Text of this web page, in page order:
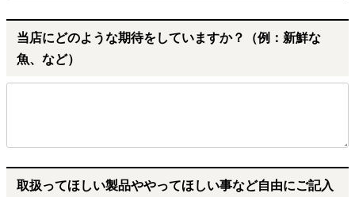
当店にどのような期待をしていますか？（例：新鮮な
魚、など）
取扱ってほしい製品ややってほしい事など自由にご記入